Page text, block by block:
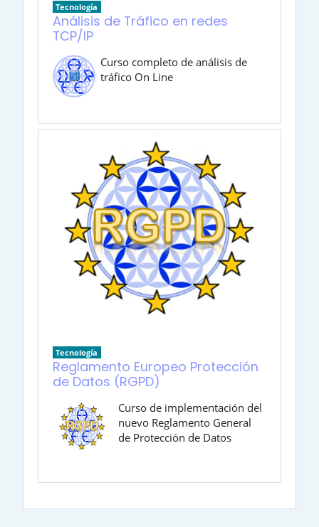
Tecnología
Análisis de Tráfico en redes
TCP/IP
Curso completo de análisis de
tráfico On Line
Tecnología
Reglamento Europeo Protección
de Datos (RGPD)
Curso de implementación del
nuevo Reglamento General
de Protección de Datos